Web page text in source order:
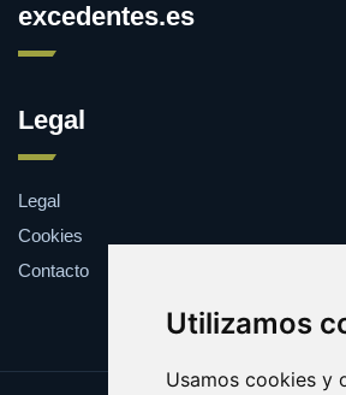
Utilizamos
Usamos cookies y
excedentes.es
Legal
Legal
Cookies
Contacto